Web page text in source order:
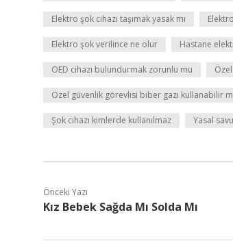
Elektro şok cihazı taşımak yasak mı
Elektro şok verilince ne olur Hastane
OED cihazı bulundurmak zorunlu mu
Özel güvenlik görevlisi biber gazı kullanabilir
Şok cihazı kimlerde kullanılmaz Yasal
Önceki Yazı
Kız Bebek Sağda Mı Solda Mı